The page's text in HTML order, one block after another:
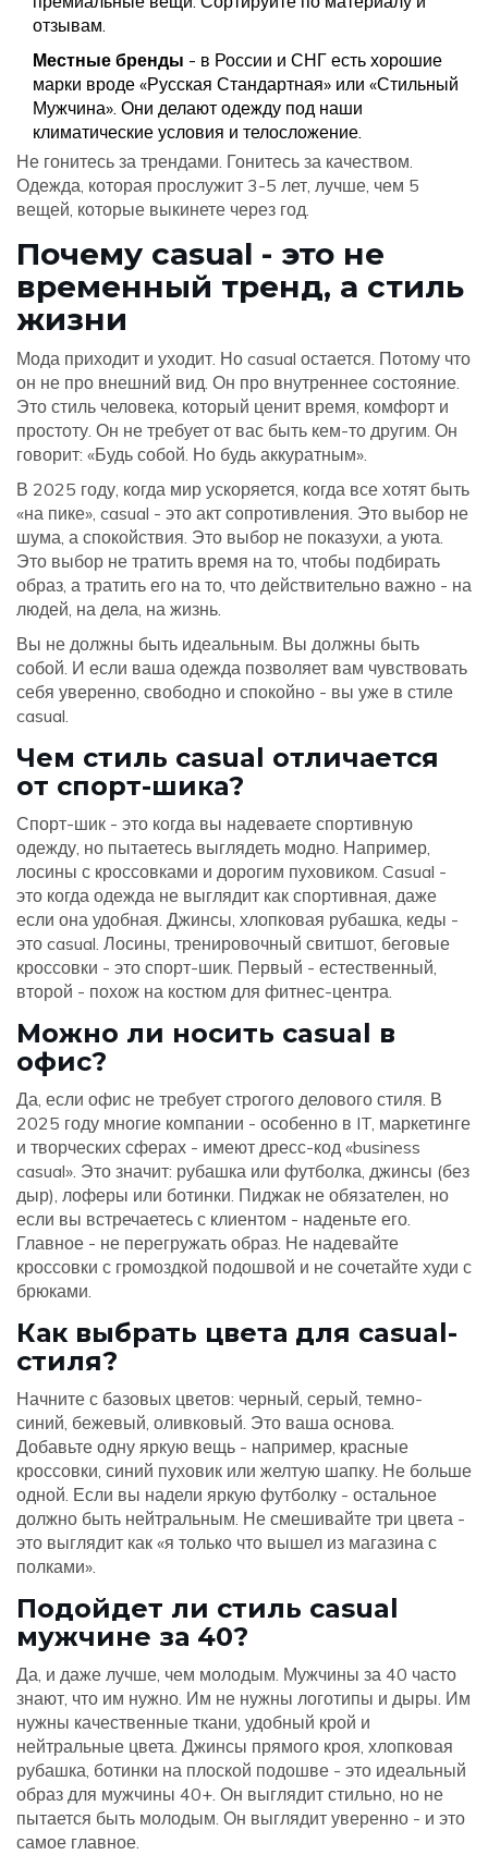
отзывам.
Местные бренды - в России и СНГ есть хорошие
марки вроде «Русская Стандартная» или «Стильный
Мужчина». Они делают одежду под наши
климатические условия и телосложение.
Не гонитесь за трендами. Гонитесь за качеством.
Одежда, которая прослужит 3-5 лет, лучше, чем 5
вещей, которые выкинете через год.
Почему casual - это не
временный тренд, а стиль
жизни
Мода приходит и уходит. Но casual остается. Потому что
он не про внешний вид. Он про внутреннее состояние.
Это стиль человека, который ценит время, комфорт и
простоту. Он не требует от вас быть кем-то другим. Он
говорит: «Будь собой. Но будь аккуратным».
В 2025 году, когда мир ускоряется, когда все хотят быть
«на пике», casual - это акт сопротивления. Это выбор не
шума, а спокойствия. Это выбор не показухи, а уюта.
Это выбор не тратить время на то, чтобы подбирать
образ, а тратить его на то, что действительно важно - на
людей, на дела, на жизнь.
Вы не должны быть идеальным. Вы должны быть
собой. И если ваша одежда позволяет вам чувствовать
себя уверенно, свободно и спокойно - вы уже в стиле
casual.
Чем стиль casual отличается
от спорт-шика?
Спорт-шик - это когда вы надеваете спортивную
одежду, но пытаетесь выглядеть модно. Например,
лосины с кроссовками и дорогим пуховиком. Casual -
это когда одежда не выглядит как спортивная, даже
если она удобная. Джинсы, хлопковая рубашка, кеды -
это casual. Лосины, тренировочный свитшот, беговые
кроссовки - это спорт-шик. Первый - естественный,
второй - похож на костюм для фитнес-центра.
Можно ли носить casual в
офис?
Да, если офис не требует строгого делового стиля. В
2025 году многие компании - особенно в IT, маркетинге
и творческих сферах - имеют дресс-код «business
casual». Это значит: рубашка или футболка, джинсы (без
дыр), лоферы или ботинки. Пиджак не обязателен, но
если вы встречаетесь с клиентом - наденьте его.
Главное - не перегружать образ. Не надевайте
кроссовки с громоздкой подошвой и не сочетайте худи с
брюками.
Как выбрать цвета для casual-
стиля?
Начните с базовых цветов: черный, серый, темно-
синий, бежевый, оливковый. Это ваша основа.
Добавьте одну яркую вещь - например, красные
кроссовки, синий пуховик или желтую шапку. Не больше
одной. Если вы надели яркую футболку - остальное
должно быть нейтральным. Не смешивайте три цвета -
это выглядит как «я только что вышел из магазина с
полками».
Подойдет ли стиль casual
мужчине за 40?
Да, и даже лучше, чем молодым. Мужчины за 40 часто
знают, что им нужно. Им не нужны логотипы и дыры. Им
нужны качественные ткани, удобный крой и
нейтральные цвета. Джинсы прямого кроя, хлопковая
рубашка, ботинки на плоской подошве - это идеальный
образ для мужчины 40+. Он выглядит стильно, но не
пытается быть молодым. Он выглядит уверенно - и это
самое главное.